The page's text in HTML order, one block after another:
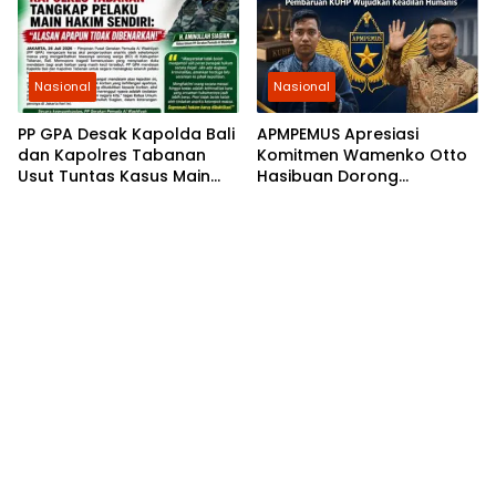
Nasional
PP GPA Desak Kapolda Bali
dan Kapolres Tabanan
Usut Tuntas Kasus Main
Nasional
APMPEMUS Apresiasi
Komitmen Wamenko Otto
Hasibuan Dorong